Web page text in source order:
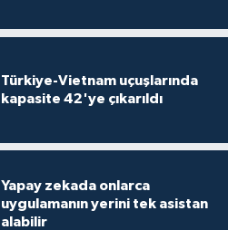
Türkiye-Vietnam uçuşlarında
kapasite 42'ye çıkarıldı
Yapay zekada onlarca
uygulamanın yerini tek asistan
alabilir